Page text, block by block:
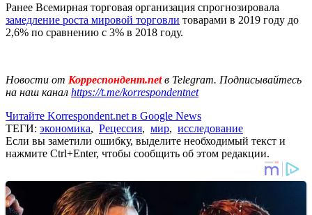
Ранее Всемирная торговая организация спрогнозировала
замедление роста мировой торговли товарами в 2019 году до
2,6% по сравнению с 3% в 2018 году.
Новости от Корреспондент.netв Telegram. Подписывайтесь
на наш канал https://t.me/korrespondentnet
Читайте Korrespondent.net в Google News
ТЕГИ: экономика, Рецессия, мир, исследование
Если вы заметили ошибку, выделите необходимый текст и
нажмите Ctrl+Enter, чтобы сообщить об этом редакции.